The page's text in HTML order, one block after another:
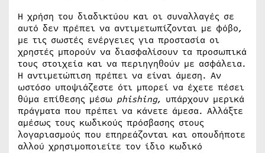
Η χρήση του διαδικτύου και οι συναλλαγές σε
αυτό δεν πρέπει να αντιμετωπίζονται με φόβο,
με τις σωστές ενέργειες για προστασία οι
χρηστές μπορούν να διασφαλίσουν τα προσωπικά
τους στοιχεία και να περιηγηθούν με ασφάλεια.
Η αντιμετώπιση πρέπει να είναι άμεση. Αν
ωστόσο υποψιάζεστε ότι μπορεί να έχετε πέσει
θύμα επίθεσης μέσω phishing, υπάρχουν μερικά
πράγματα που πρέπει να κάνετε άμεσα. Αλλάξτε
αμέσως τους κωδικούς πρόσβασης στους
λογαριασμούς που επηρεάζονται και οπουδήποτε
αλλού χρησιμοποιείτε τον ίδιο κωδικό